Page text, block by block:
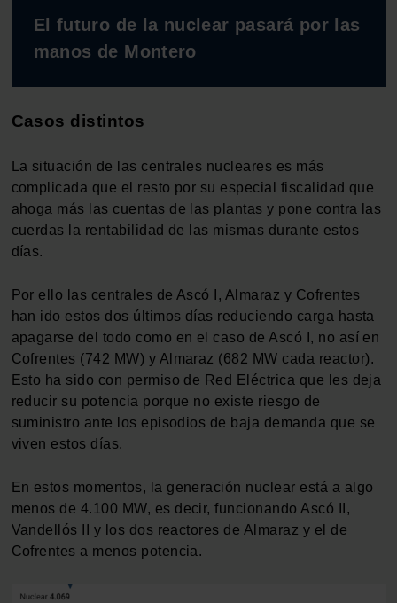
El futuro de la nuclear pasará por las
manos de Montero
Casos distintos
La situación de las centrales nucleares es más
complicada que el resto por su especial fiscalidad que
ahoga más las cuentas de las plantas y pone contra las
cuerdas la rentabilidad de las mismas durante estos
días.
Por ello las centrales de Ascó I, Almaraz y Cofrentes
han ido estos dos últimos días reduciendo carga hasta
apagarse del todo como en el caso de Ascó I, no así en
Cofrentes (742 MW) y Almaraz (682 MW cada reactor).
Esto ha sido con permiso de Red Eléctrica que les deja
reducir su potencia porque no existe riesgo de
suministro ante los episodios de baja demanda que se
viven estos días.
En estos momentos, la generación nuclear está a algo
menos de 4.100 MW, es decir, funcionando Ascó II,
Vandellós II y los dos reactores de Almaraz y el de
Cofrentes a menos potencia.